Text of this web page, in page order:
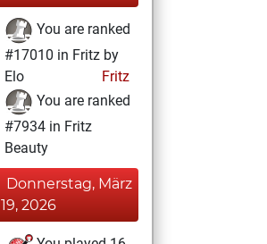
You are ranked
#17010 in Fritz by
Elo
Fritz
You are ranked
#7934 in Fritz
Beauty
Donnerstag, März
19, 2026